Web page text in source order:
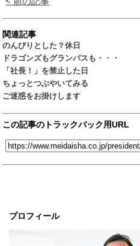
プロフィール
関連記事
のんびりとした？休日
ドラゴンズもグランパスも・・・
「社長！」を禁止した日
ちょっとつぶやいてみる
ご迷惑をお掛けします
この記事のトラックバック用URL